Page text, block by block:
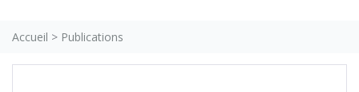
Accueil > Publications